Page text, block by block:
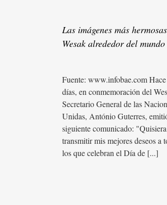
Las imágenes más
Wesak alrededor del mundo
Fuente: www.infobae.com
días, en conmemoración del
Secretario General de las
Unidas, António Guterres,
siguiente comunicado: "Quisiera
transmitir mis mejores deseos a
los que celebran el Día de [...]